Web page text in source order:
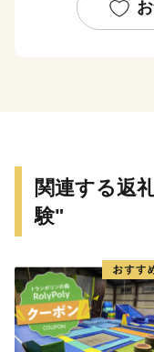
が広がっています
さらに、住んでい
そんな神戸スタイ
返礼品として特別
■ 神戸牛
■ 灘の酒
■ 神戸ワイン
■ スイーツ
関連する返
験"